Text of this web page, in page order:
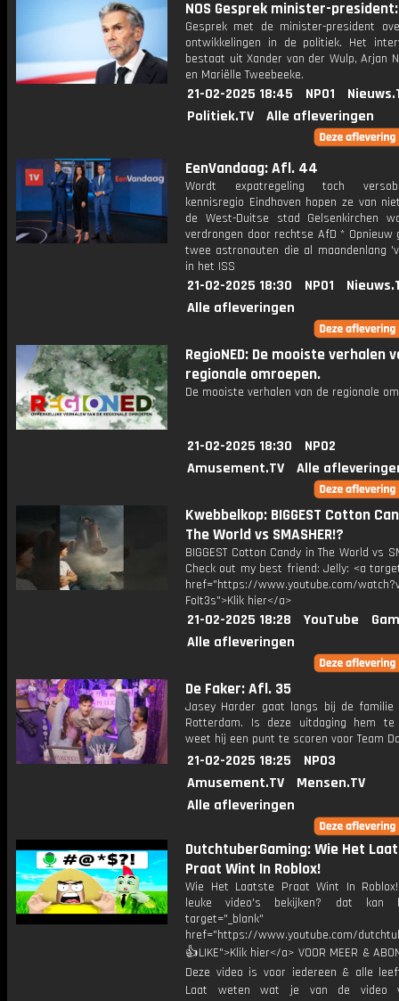
NOS Gesprek minister-
Gesprek met de minister-president
ontwikkelingen in de politiek. Het
bestaat uit Xander van der Wulp, Arjan
en Mariëlle Tweebeeke.
21-02-2025 18:45 NPO1
Politiek.TV
Alle afleveringen
EenVandaag: Afl. 44
Wordt expatregeling toch
kennisregio Eindhoven hopen ze van
de West-Duitse stad Gelsenkirchen
verdrongen door rechtse AfD * Opnieuw
twee astronauten die al maandenlang
in het ISS
21-02-2025 18:30 NPO1
Alle afleveringen
RegioNED: De mooiste verhalen
regionale omroepen.
De mooiste verhalen van de regionale
21-02-2025 18:30
NPO2
Amusement.TV
Alle
Kwebbelkop: BIGGEST Cotton
The World vs SMASHER!?
BIGGEST Cotton Candy in The World vs
Check out my best friend: Jelly: <a
href="https://www.youtube.com/
FoIt3s">Klik hier</a>
21-02-2025 18:28 YouTube
Alle afleveringen
De Faker: Afl. 35
Jasey Harder gaat langs bij de familie
Rotterdam. Is deze uitdaging hem
weet hij een punt te scoren voor Team
21-02-2025 18:25
NPO3
Amusement.TV
Mensen.TV
Alle afleveringen
DutchtuberGaming: Wie Het
Praat Wint In Roblox!
Wie Het Laatste Praat Wint In
leuke video's bekijken? dat kan
target="_blank"
href="https://www.youtube.com/
👍LIKE">Klik hier</a> VOOR MEER &
Deze video is voor iedereen & alle
Laat weten wat je van de video